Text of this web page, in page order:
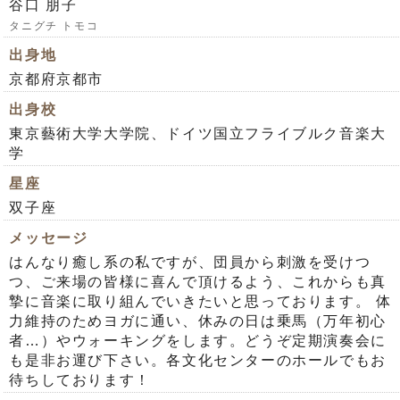
谷口 朋子
タニグチ トモコ
出身地
京都府京都市
出身校
東京藝術大学大学院、ドイツ国立フライブルク音楽大
学
星座
双子座
メッセージ
はんなり癒し系の私ですが、団員から刺激を受けつ
つ、ご来場の皆様に喜んで頂けるよう、これからも真
摯に音楽に取り組んでいきたいと思っております。 体
力維持のためヨガに通い、休みの日は乗馬（万年初心
者…）やウォーキングをします。どうぞ定期演奏会に
も是非お運び下さい。各文化センターのホールでもお
待ちしております！